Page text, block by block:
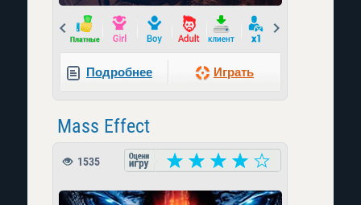
Prev
Подробнее Играть
Mass Effect
1535